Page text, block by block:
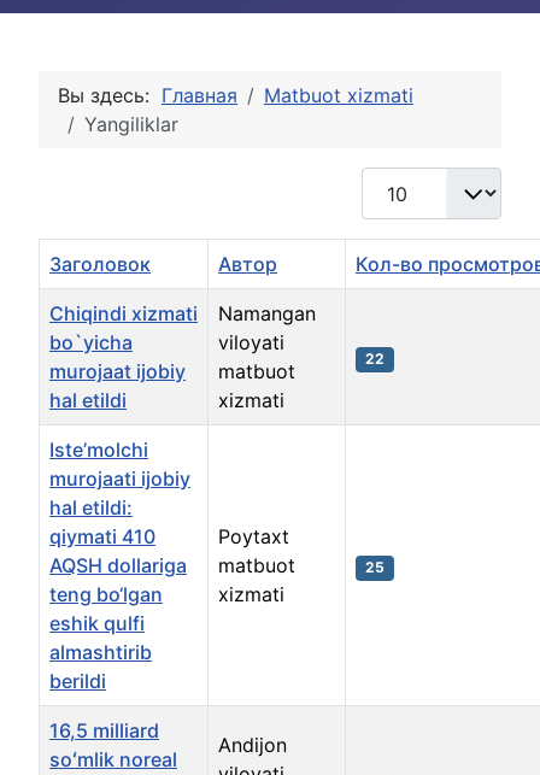
Вы здесь: Главная
Matbuot xizmati
Yangiliklar
Кол-во строк:
Заголовок Автор Кол-во
Chiqindi xizmati
bo`yicha
murojaat ijobiy
hal etildi
Namangan
viloyati
matbuot
xizmati
22
Iste’molchi
murojaati ijobiy
hal etildi:
qiymati 410
AQSH dollariga
teng bo‘lgan
eshik qulfi
almashtirib
berildi
Poytaxt
matbuot
xizmati
25
16,5 milliard
soʻmlik noreal
Andijon